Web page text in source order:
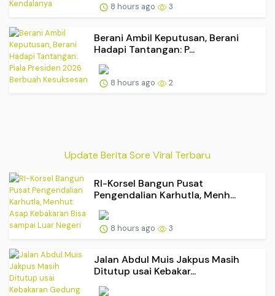
8 hours ago 3
Berani Ambil Keputusan, Berani
Hadapi Tantangan: P...
8 hours ago 2
Update Berita Sore Viral Terbaru
RI-Korsel Bangun Pusat
Pengendalian Karhutla, Menh...
8 hours ago 3
Jalan Abdul Muis Jakpus Masih
Ditutup usai Kebakar...